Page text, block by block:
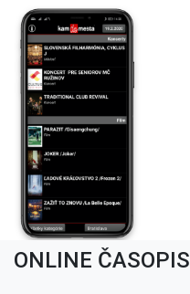
ONLINE ČASOPIS